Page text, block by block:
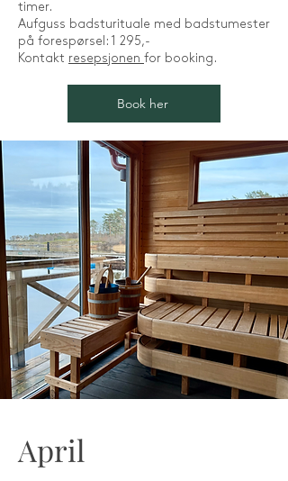
timer.
Aufguss badsturituale med badstumester
på forespørsel: 1 295,-
Kontakt resepsjonen for booking.
Book her
April